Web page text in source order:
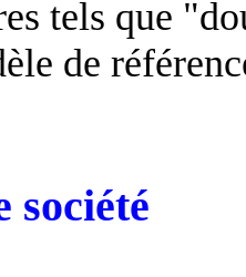
tels que
de
société